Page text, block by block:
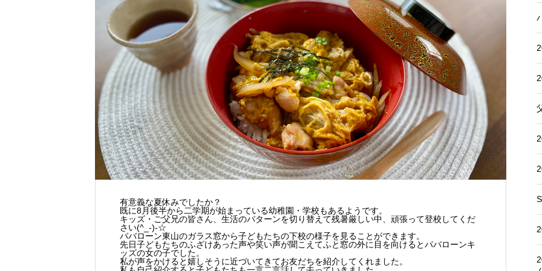
有意義な夏休みでしたか？
既に8月後半から二学期が始まっている幼稚園・学校もあるようです。
キッズ・ご父兄の皆さん、生活のパターンを切り替えて残暑厳しい中、頑張って登校してくだ
さい(^_-)-☆
パバローン東山のガラス窓から子どもたちの下校の様子を見ることができます。
先日子どもたちのふざけあった声や笑い声が聞こえてふと窓の外に目を向けるとパバローンキ
ッズの女の子でした。
私が声をかけると嬉しそうに近づいてきてお友だちを紹介してくれました。